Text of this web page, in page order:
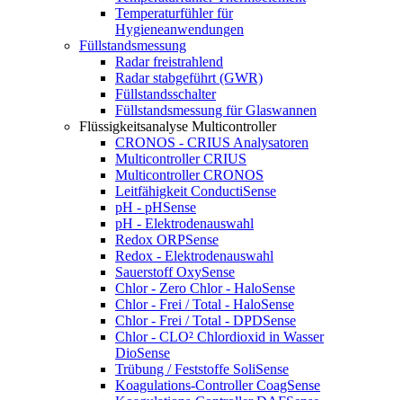
Temperaturfühler für
Hygieneanwendungen
Füllstandsmessung
Radar freistrahlend
Radar stabgeführt (GWR)
Füllstandsschalter
Füllstandsmessung für Glaswannen
Flüssigkeitsanalyse Multicontroller
CRONOS - CRIUS Analysatoren
Multicontroller CRIUS
Multicontroller CRONOS
Leitfähigkeit ConductiSense
pH - pHSense
pH - Elektrodenauswahl
Redox ORPSense
Redox - Elektrodenauswahl
Sauerstoff OxySense
Chlor - Zero Chlor - HaloSense
Chlor - Frei / Total - HaloSense
Chlor - Frei / Total - DPDSense
Chlor - CLO² Chlordioxid in Wasser
DioSense
Trübung / Feststoffe SoliSense
Koagulations-Controller CoagSense